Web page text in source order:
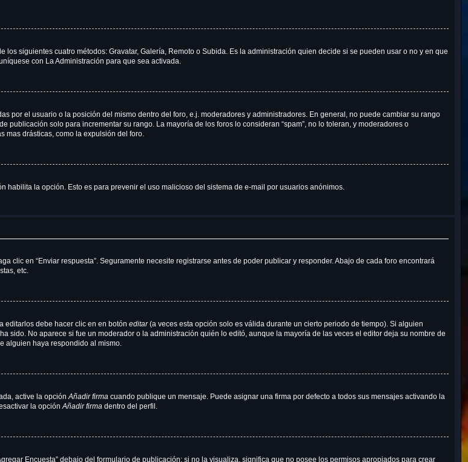
siguientes cuatro métodos: Gravatar, Galería, Remoto o Subida. Es la administración quien decide si se pueden usar o no y en que
con La Administración para que sea activada.
por el usuario o la posición del mismo dentro del foro, e.j. moderadores y administradores. En general, no puede cambiar su rango
solo para incrementar su rango. La mayoría de los foros lo consideran “spam”, no lo toleran, y moderadores o
mas drásticas, como la expulsión del foro.
la opción. Esto es para prevenir el uso malicioso del sistema de e-mail por usuarios anónimos.
clic en “Enviar respuesta”. Seguramente necesite registrarse antes de poder publicar y responder. Abajo de cada foro encontrará
etc.
editarlos debe hacer clic en en botón editar(a veces esta opción solo es válida durante un cierto periodo de tiempo). Si alguien
sido. No aparece si fue un moderador o la administración quién lo editó, aunque la mayoría de las veces el editor deja su nombre de
alguien haya respondido al mismo.
active la opciónAñadir firma cuando publique un mensaje. Puede asignar una firma por defecto a todos sus mensajes activando la
la opciónAñadir firma dentro del perfil.
Encuesta” debajo del formulario de publicación; si no la visualiza, significa que no posee los permisos apropiados para crear